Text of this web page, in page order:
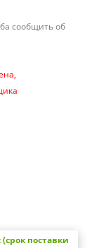
сообщить об
поставки